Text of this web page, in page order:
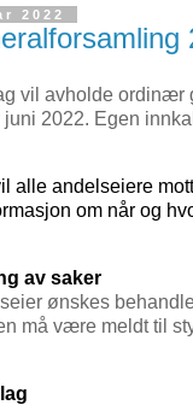
2022
vil avholde ordinær
2022. Egen
alle andelseiere
om når og
av saker
ønskes
må være meldt til